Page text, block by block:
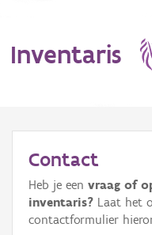
Inventaris
Erfgoedobject
Aanduidingsobject
Contact
Heb je een vraag of
inventaris? Laat het
contactformulier